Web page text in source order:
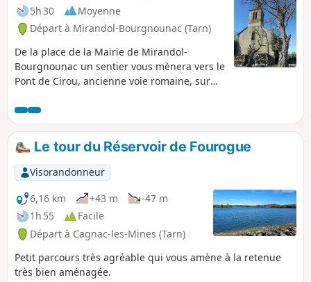
5h 30
Moyenne
Départ à Mirandol-Bourgnounac (Tarn)
De la place de la Mairie de Mirandol-
Bourgnounac un sentier vous mènera vers le
Pont de Cirou, ancienne voie romaine, sur
kilomètres techniques en VTT et cela
jusqu'au Pont de Cirou. Ce pont du XIVe
siècle, plus ancienne voie de franchissement
au-dessus du Viaur, servait à relier l'Aveyron
au Tarn. Le long du Viaur vous découvrirez le
Moulin de Pignac, Cette randonnée peut se
faire à pied ou en VTT (balisage VTT et
pédestre).
Le tour du Réservoir de Fourogue
Visorandonneur
6,16 km
+43 m
-47 m
1h 55
Facile
Départ à Cagnac-les-Mines (Tarn)
Petit parcours très agréable qui vous amène à la retenue
très bien aménagée.